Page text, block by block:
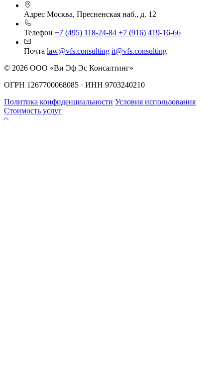
Адрес Москва, Пресненская наб., д. 12
Телефон +7 (495) 118-24-84 +7 (916) 419-16-66
Почта law@vfs.consulting it@vfs.consulting
© 2026 ООО «Ви Эф Эс Консалтинг»
ОГРН 1267700068085 · ИНН 9703240210
Политика конфиденциальности Условия использования
Стоимость услуг